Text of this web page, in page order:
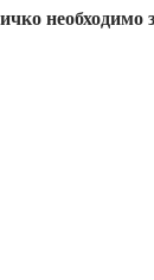
необходимо